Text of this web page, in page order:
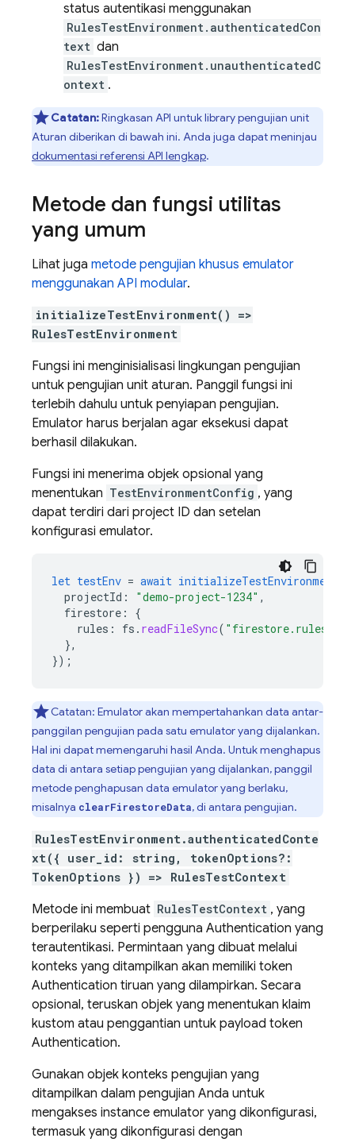
status autentikasi menggunakan
RulesTestEnvironment.authenticatedCon
text dan
RulesTestEnvironment.unauthenticatedC
ontext .
Catatan:Ringkasan API untuk library pengujian unit
Aturan diberikan di bawah ini. Anda juga dapat meninjau
dokumentasi referensi API lengkap.
Metode dan fungsi utilitas
yang umum
Lihat juga metode pengujian khusus emulator
menggunakan API modular.
initializeTestEnvironment() =>
RulesTestEnvironment
Fungsi ini menginisialisasi lingkungan pengujian
untuk pengujian unit aturan. Panggil fungsi ini
terlebih dahulu untuk penyiapan pengujian.
Emulator harus berjalan agar eksekusi dapat
berhasil dilakukan.
Fungsi ini menerima objek opsional yang
menentukan TestEnvironmentConfig , yang
dapat terdiri dari project ID dan setelan
konfigurasi emulator.
let testEnv = await initializeTestEnvironment
projectId : "demo-project-1234" ,
firestore :
{
rules : fs . readFileSync( "firestore.rules"
},
});
Catatan: Emulator akan mempertahankan data antar-
panggilan pengujian pada satu emulator yang dijalankan.
Hal ini dapat memengaruhi hasil Anda. Untuk menghapus
data di antara setiap pengujian yang dijalankan, panggil
metode penghapusan data emulator yang berlaku,
misalnya clearFirestoreData, di antara pengujian.
RulesTestEnvironment.authenticatedConte
xt({ user_id: string, tokenOptions?:
TokenOptions }) => RulesTestContext
Metode ini membuat RulesTestContext , yang
berperilaku seperti pengguna Authentication yang
terautentikasi. Permintaan yang dibuat melalui
konteks yang ditampilkan akan memiliki token
Authentication tiruan yang dilampirkan. Secara
opsional, teruskan objek yang menentukan klaim
kustom atau penggantian untuk payload token
Authentication.
Gunakan objek konteks pengujian yang
ditampilkan dalam pengujian Anda untuk
mengakses instance emulator yang dikonfigurasi,
termasuk yang dikonfigurasi dengan